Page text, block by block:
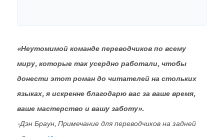
«Неутомимой команде переводчиков по всему
миру, которые так усердно работали, чтобы
донести этот роман до читателей на стольких
языках, я искренне благодарю вас за ваше время,
ваше мастерство и вашу заботу».
-Дэн Браун, Примечание для переводчиков на задней